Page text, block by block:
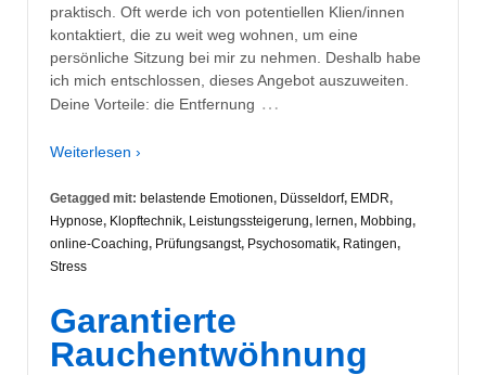
praktisch. Oft werde ich von potentiellen Klien/innen
kontaktiert, die zu weit weg wohnen, um eine
persönliche Sitzung bei mir zu nehmen. Deshalb habe
ich mich entschlossen, dieses Angebot auszuweiten.
Deine Vorteile: die Entfernung …
Weiterlesen ›
Getagged mit: belastende Emotionen, Düsseldorf, EMDR,
Hypnose, Klopftechnik, Leistungssteigerung, lernen, Mobbing,
online-Coaching, Prüfungsangst, Psychosomatik, Ratingen,
Stress
Garantierte
Rauchentwöhnung